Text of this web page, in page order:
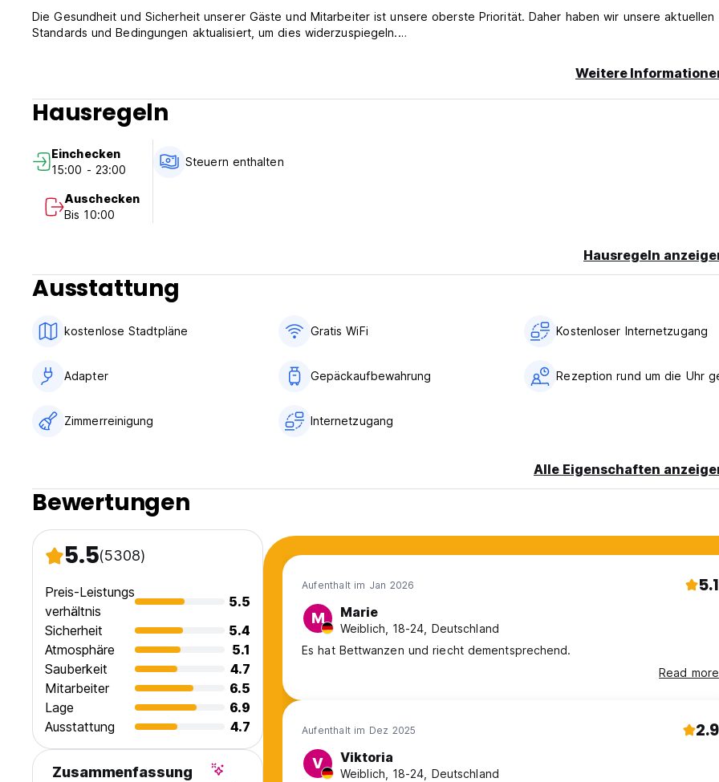
Die Gesundheit und Sicherheit unserer Gäste und Mitarbeiter ist unsere oberste Priorität. Daher haben wir unsere aktuellen
Standards und Bedingungen aktualisiert, um dies widerzuspiegeln.
Check-in: Ab 14 Uhr am Ankunftstag (wenn früher ankommt, lassen die Gäste ihr Gepäck bis zum Check-in in unserem
Räume auschecken: bis 10 Uhr morgens
Formen der ID akzeptiert:
UK/ROI -Führerschein
EU/EEA -Identitätskarte
Internationaler Pass
Die Zahlung wird bei der Ankunft vollständig erfolgen und ist nicht erstattungsfähig, falls der Gast seine Buchung nach dem
Einchecken ändern möchte. (Auto-translated from original language)
Weitere
Hausregeln
Einchecken
15:00 - 23:00
Auschecken
Bis 10:00
Steuern enthalten
Hausregeln
Ausstattung
kostenlose Stadtpläne Gratis WiFi Kostenloser Internetzugang
Adapter Gepäckaufbewahrung Rezeption rund um die Uhr
Zimmerreinigung Internetzugang
Alle Eigenschaften
Bewertungen
5.5(5308)
Preis-Leistungs
verhältnis
5.5
Sicherheit
5.4
Atmosphäre
5.1
Sauberkeit
4.7
Mitarbeiter
6.5
Lage
6.9
Ausstattung
4.7
Zusammenfassung
Aufenthalt im Jan 2026 5.1
M Marie
Weiblich, 18-24, Deutschland
Es hat Bettwanzen und riecht dementsprechend.
Read more
Aufenthalt im Dez 2025 2.9
V Viktoria
Weiblich, 18-24, Deutschland